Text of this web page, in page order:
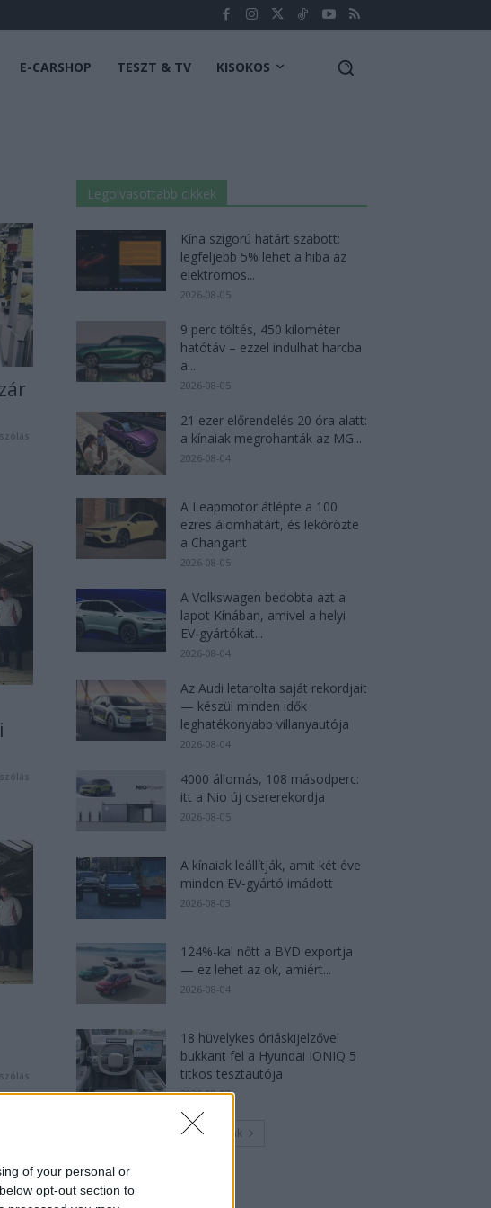
of your personal or
opt-out section to
E-CARSHOP TESZT & TV KISOKOS
Legolvasottabb cikkek
Kína szigorú határt szabott:
legfeljebb 5% lehet a hiba az
elektromos...
2026-08-05
9 perc töltés, 450 kilométer
hatótáv – ezzel indulhat harcba
a...
2026-08-05
21 ezer előrendelés 20 óra alatt:
a kínaiak megrohanták az MG...
2026-08-04
A Leapmotor átlépte a 100
ezres álomhatárt, és lekörözte
a Changant
2026-08-05
A Volkswagen bedobta azt a
lapot Kínában, amivel a helyi
EV-gyártókat...
2026-08-04
Az Audi letarolta saját rekordjait
— készül minden idők
leghatékonyabb villanyautója
2026-08-04
4000 állomás, 108 másodperc:
itt a Nio új csererekordja
2026-08-05
A kínaiak leállítják, amit két éve
minden EV-gyártó imádott
2026-08-03
124%-kal nőtt a BYD exportja
— ez lehet az ok, amiért...
2026-08-04
18 hüvelykes óriáskijelzővel
bukkant fel a Hyundai IONIQ 5
titkos tesztautója
2026-08-03
Továbbiak
Legutolsó cikkek